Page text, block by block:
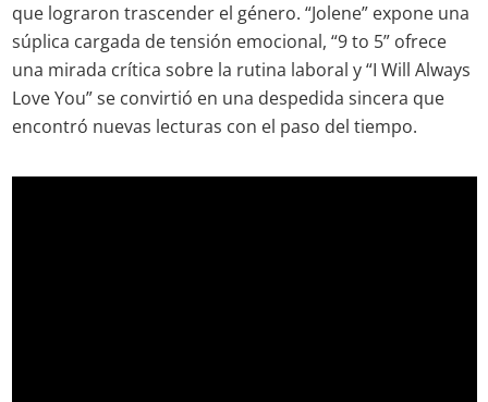
que lograron trascender el género. “Jolene” expone una
súplica cargada de tensión emocional, “9 to 5” ofrece
una mirada crítica sobre la rutina laboral y “I Will Always
Love You” se convirtió en una despedida sincera que
encontró nuevas lecturas con el paso del tiempo.